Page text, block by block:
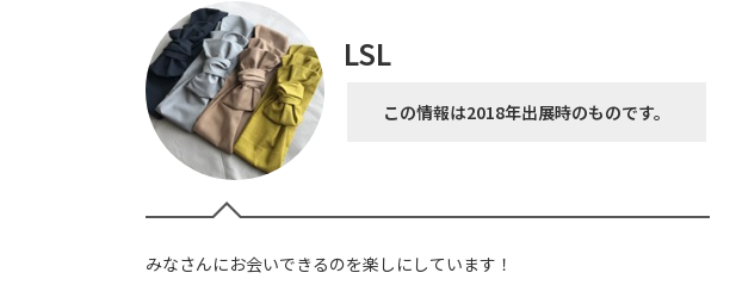
LSL
この情報は2018年出展時のものです。
みなさんにお会いできるのを楽しにしています！